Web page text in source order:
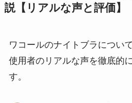
説【リアルな声と評価】
ワコールのナイトブラについ
使用者のリアルな声を徹底的
す。